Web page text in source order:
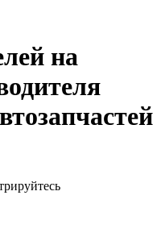
на